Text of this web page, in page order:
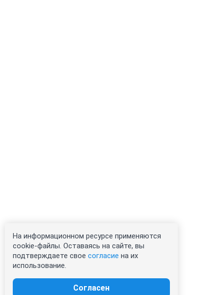
На информационном ресурсе применяются
cookie-файлы. Оставаясь на сайте, вы
подтверждаете свое согласие на их
использование.
Согласен